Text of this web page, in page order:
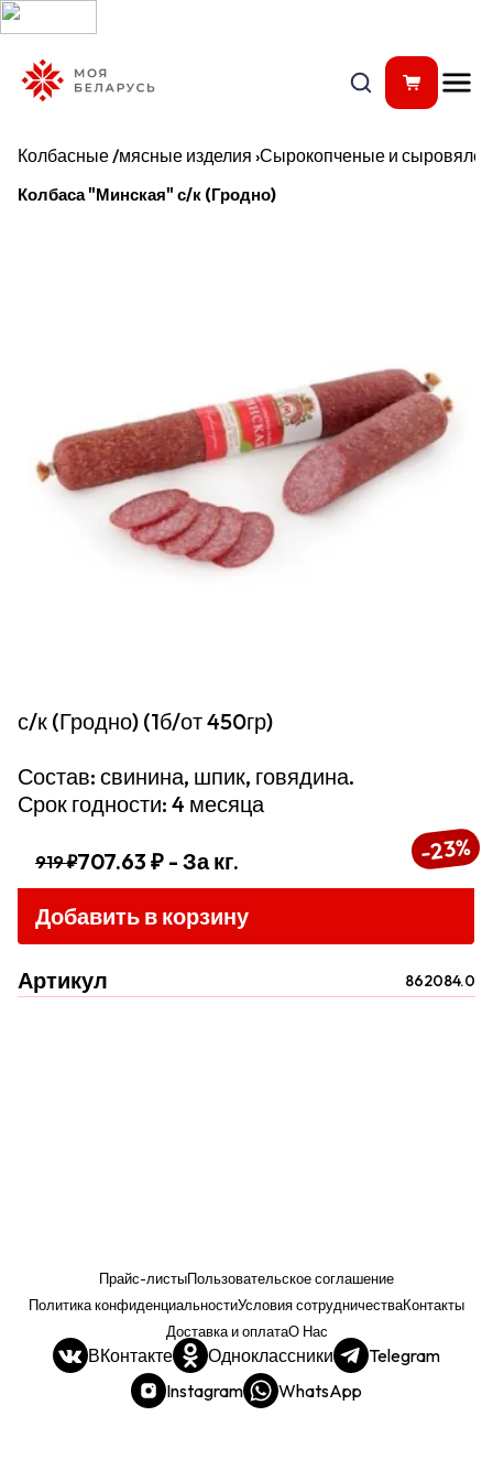
Колбасные /мясные изделия ›Сырокопченые и
Колбаса "Минская" с/к (Гродно)
с/к (Гродно) (1б/от 450гр)
Состав: свинина, шпик, говядина.
Срок годности: 4 месяца
-23%
919 ₽707.63 ₽ - За кг.
Добавить в корзину
Артикул 862084.0
Прайс-листыПользовательское соглашение
Политика конфиденциальностиУсловия сотрудничестваКонтакты
Доставка и оплатаО Нас
ВКонтакте Одноклассники
Telegram
Instagram
WhatsApp